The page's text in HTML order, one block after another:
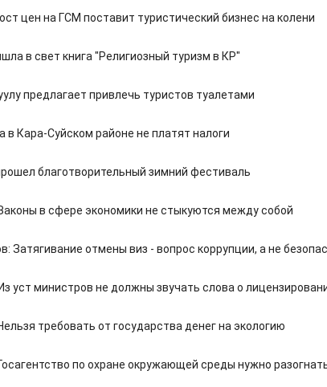
цен на ГСМ поставит туристический бизнес на колени
в свет книга "Религиозный туризм в КР"
предлагает привлечь туристов туалетами
в Кара-Суйском районе не платят налоги
благотворительный зимний фестиваль
в сфере экономики не стыкуются между собой
Затягивание отмены виз - вопрос коррупции, а не
уст министров не должны звучать слова о
требовать от государства денег на экологию
по охране окружающей среды нужно